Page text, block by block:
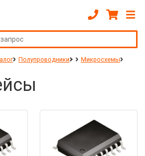
Полупроводники Микросхемы